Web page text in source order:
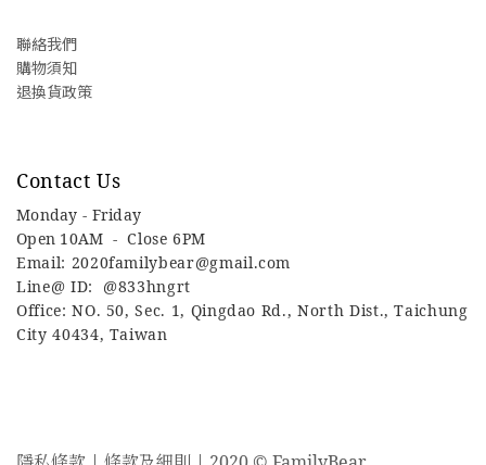
聯絡我們
購物須知
退換貨政策
Contact Us
Monday - Friday
Open 10AM - Close 6PM
Email: 2020familybear@gmail.com
Line@ ID: @833hngrt
Office: NO. 50, Sec. 1, Qingdao Rd., North Dist., Taichung
City 40434, Taiwan